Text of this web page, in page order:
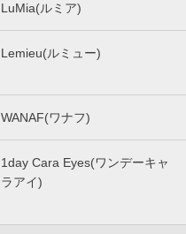
LuMia(ルミア)
Lemieu(ルミュー)
WANAF(ワナフ)
1day Cara Eyes(ワンデーキャ
ラアイ)